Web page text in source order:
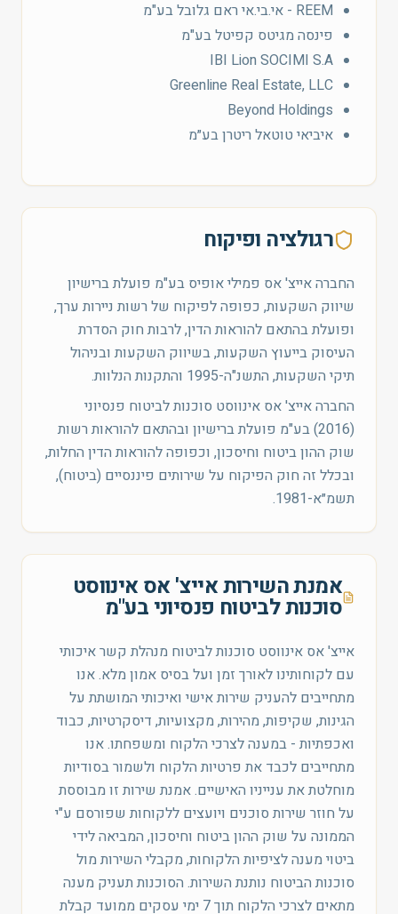
REEM - אי.בי.אי ראם גלובל בע"מ
פינסה מגיטס קפיטל בע"מ
IBI Lion SOCIMI S.A
Greenline Real Estate, LLC
Beyond Holdings
איביאי טוטאל ריטרן בע״מ
רגולציה ופיקוח
החברה אייצ' אס פמילי אופיס בע"מ פועלת ברישיון
שיווק השקעות, כפופה לפיקוח של רשות ניירות ערך,
ופועלת בהתאם להוראות הדין, לרבות חוק הסדרת
העיסוק בייעוץ השקעות, בשיווק השקעות ובניהול
תיקי השקעות, התשנ"ה-1995 והתקנות הנלוות.
החברה אייצ' אס אינווסט סוכנות לביטוח פנסיוני
(2016) בע"מ פועלת ברישיון ובהתאם להוראות רשות
שוק ההון ביטוח וחיסכון, וכפופה להוראות הדין החלות,
ובכלל זה חוק הפיקוח על שירותים פיננסיים (ביטוח),
תשמ״א-1981.
אמנת השירות אייצ' אס אינווסט
סוכנות לביטוח פנסיוני בע"מ
אייצ' אס אינווסט סוכנות לביטוח מנהלת קשר איכותי
עם לקוחותינו לאורך זמן ועל בסיס אמון מלא. אנו
מתחייבים להעניק שירות אישי ואיכותי המושתת על
הגינות, שקיפות, מהירות, מקצועיות, דיסקרטיות, כבוד
ואכפתיות - במענה לצרכי הלקוח ומשפחתו. אנו
מתחייבים לכבד את פרטיות הלקוח ולשמור בסודיות
מוחלטת את ענייניו האישיים. אמנת שירות זו מבוססת
על חוזר שירות סוכנים ויועצים ללקוחות שפורסם ע"י
הממונה על שוק ההון ביטוח וחיסכון, המביאה לידי
ביטוי מענה לציפיות הלקוחות, מקבלי השירות מול
סוכנות הביטוח נותנת השירות. הסוכנות תעניק מענה
מתאים לצרכי הלקוח תוך 7 ימי עסקים ממועד קבלת